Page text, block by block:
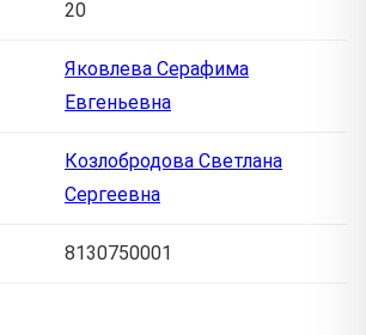
20
Яковлева Серафима
Евгеньевна
Козлобродова Светлана
Сергеевна
8130750001